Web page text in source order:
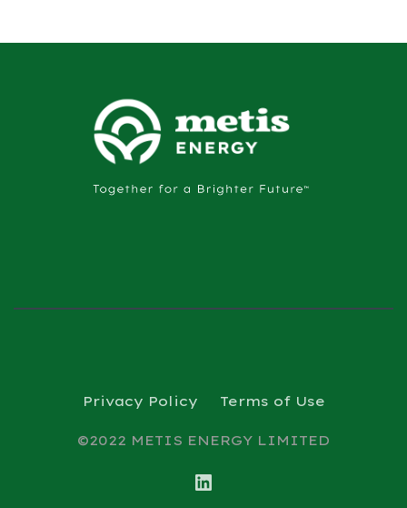
Privacy Policy Terms of Use
©2022 METIS ENERGY LIMITED